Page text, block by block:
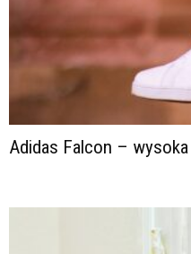
Adidas Falcon –